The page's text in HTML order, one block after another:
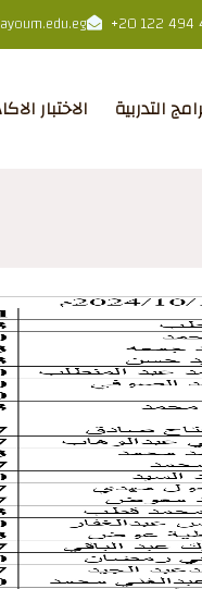
+20 122 494
التدربية الاختبار